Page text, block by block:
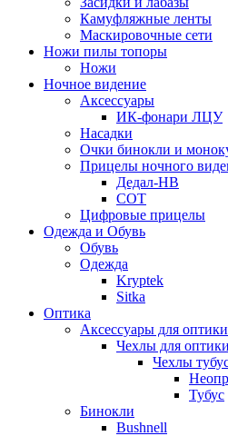
Камуфляжные ленты
Маскировочные сети
Ножи пилы топоры
Ножи
Ночное видение
Аксессуары
ИК-фонари ЛЦУ
Насадки
Очки бинокли и
Прицелы ночного
Дедал-НВ
СОТ
Цифровые прицелы
Одежда и Обувь
Обувь
Одежда
Kryptek
Sitka
Оптика
Аксессуары для оптики
Чехлы для оптики
Чехлы
Тубус
Бинокли
Bushnell